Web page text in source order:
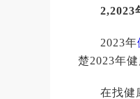
2,2023
2023年
楚2023年
在找健